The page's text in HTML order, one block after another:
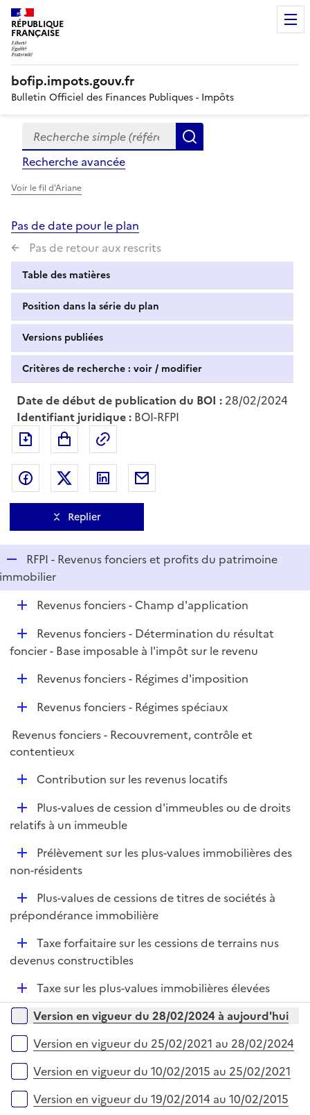
RÉPUBLIQUE
FRANÇAISE
bofip.impots.gouv.fr
Bulletin Officiel des Finances Publiques - Impôts
Formulaire
de
recherche
Recherche simple (références, mots clés, partie du
Recherche avancée
Voir le fil d'Ariane
Pas de date pour le plan
Pas de retour aux rescrits
Table des matières
Position dans la série du plan
Versions publiées
Critères de recherche : voir / modifier
Date de début de publication du BOI : 28/02/2024
Identifiant juridique : BOI-RFPI
Exporter le document au format pdf
Partager sur Facebook
Partager sur Twitter
Partager sur LinkedIn
Replier
e
p
l
i
e
r
RFPI - Revenus fonciers et profits du patrimoine
immobilier
D
l
Revenus fonciers - Champ d'application
D
é
r
Revenus fonciers - Détermination du résultat
foncier - Base imposable à l'impôt sur le revenu
D
i
e
Revenus fonciers - Régimes d'imposition
D
p
l
Revenus fonciers - Régimes spéciaux
Revenus fonciers - Recouvrement, contrôle et
contentieux
D
l
Contribution sur les revenus locatifs
D
é
i
Plus-values de cession d'immeubles ou de droits
relatifs à un immeuble
D
é
i
Prélèvement sur les plus-values immobilières des
non-résidents
D
é
i
Plus-values de cessions de titres de sociétés à
prépondérance immobilière
D
é
e
r
Taxe forfaitaire sur les cessions de terrains nus
devenus constructibles
D
é
p
e
Taxe sur les plus-values immobilières élevées
Versions sur la période
Version en vigueur du 28/02/2024 à aujourd'hui
Version en vigueur du 25/02/2021 au 28/02/2024
Version en vigueur du 10/02/2015 au 25/02/2021
Version en vigueur du 19/02/2014 au 10/02/2015